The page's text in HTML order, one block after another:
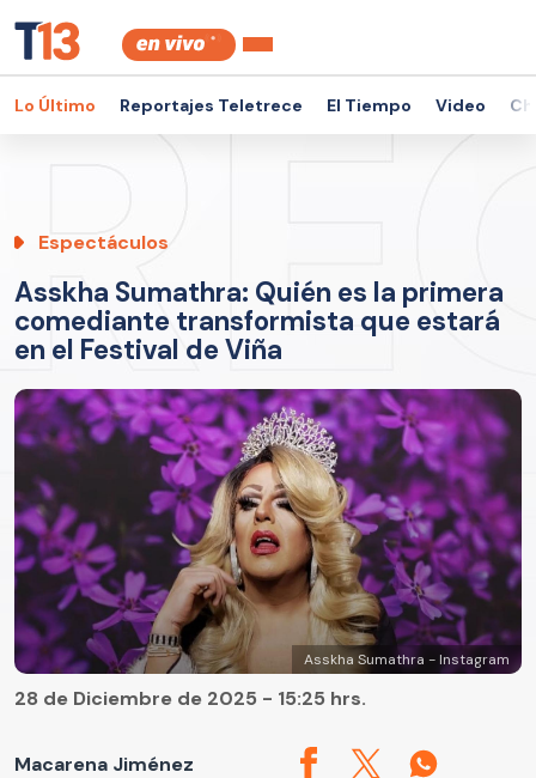
Lo Último Reportajes Teletrece El Tiempo Video
Espectáculos
Asskha Sumathra: Quién es la primera
comediante transformista que estará
en el Festival de Viña
Asskha Sumathra - Instagram
Macarena Jiménez
28 de Diciembre de 2025 - 15:25 hrs.